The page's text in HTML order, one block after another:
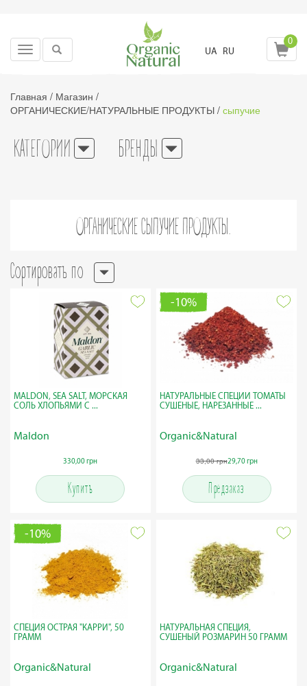
Toggle
UA RU
0
Главная / Магазин /
ОРГАНИЧЕСКИЕ/НАТУРАЛЬНЫЕ ПРОДУКТЫ / сыпучие
КАТЕГОРИИ БРЕНДЫ
ОРГАНИЧЕСКИЕ СЫПУЧИЕ ПРОДУКТЫ.
Сортировать по
MALDON, SEA SALT, МОРСКАЯ
СОЛЬ ХЛОПЬЯМИ С ...
Maldon
330,00 грн
Купить
-10%
НАТУРАЛЬНЫЕ СПЕЦИИ ТОМАТЫ
СУШЕНЫЕ, НАРЕЗАННЫЕ ...
Organic&Natural
33,00 грн29,70 грн
Предзаказ
-10%
СПЕЦИЯ ОСТРАЯ "КАРРИ", 50
ГРАММ
Organic&Natural
НАТУРАЛЬНАЯ СПЕЦИЯ,
СУШЕНЫЙ РОЗМАРИН 50 ГРАММ
Organic&Natural